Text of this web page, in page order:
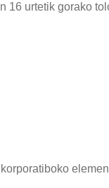
urtetik gorako